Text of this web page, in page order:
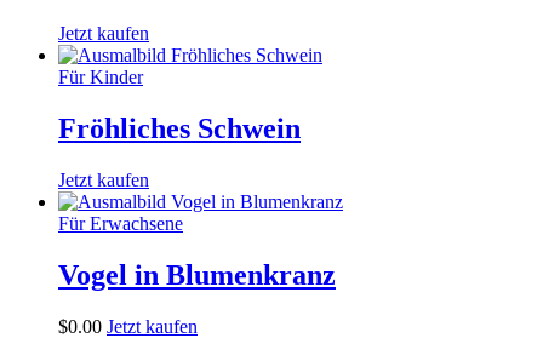
Jetzt kaufen
Für Kinder
Fröhliches Schwein
Jetzt kaufen
Für Erwachsene
Vogel in Blumenkranz
$0.00 Jetzt kaufen